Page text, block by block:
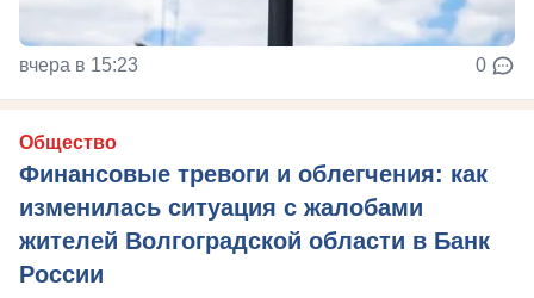
вчера в 15:23 0
Общество
Финансовые тревоги и облегчения: как
изменилась ситуация с жалобами
жителей Волгоградской области в Банк
России